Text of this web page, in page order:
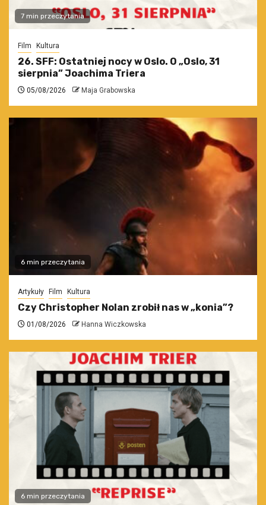
7 min przeczytania
Film Kultura
26. SFF: Ostatniej nocy w Oslo. O „Oslo, 31
sierpnia” Joachima Triera
05/08/2026 Maja Grabowska
6 min przeczytania
Artykuły Film Kultura
Czy Christopher Nolan zrobił nas w „konia”?
01/08/2026 Hanna Wiczkowska
6 min przeczytania